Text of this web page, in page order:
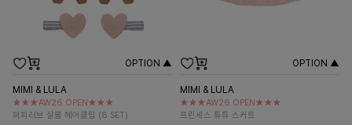
OPTION ▲
MIMI & LULA
★★★AW26 OPEN★★★
퍼피러브 살롱 헤어클립 (8 SET)
OPTION ▲
MIMI & LULA
★★★AW26 OPEN★★★
프린세스 튜튜 스커트